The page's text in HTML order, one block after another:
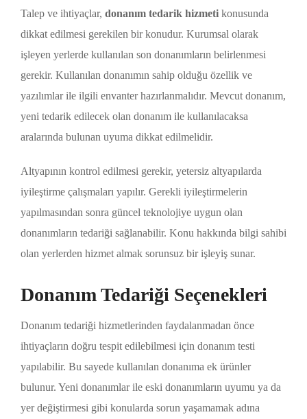
Talep ve ihtiyaçlar, donanım tedarik hizmeti konusunda
dikkat edilmesi gerekilen bir konudur. Kurumsal olarak
işleyen yerlerde kullanılan son donanımların belirlenmesi
gerekir. Kullanılan donanımın sahip olduğu özellik ve
yazılımlar ile ilgili envanter hazırlanmalıdır. Mevcut donanım,
yeni tedarik edilecek olan donanım ile kullanılacaksa
aralarında bulunan uyuma dikkat edilmelidir.
Altyapının kontrol edilmesi gerekir, yetersiz altyapılarda
iyileştirme çalışmaları yapılır. Gerekli iyileştirmelerin
yapılmasından sonra güncel teknolojiye uygun olan
donanımların tedariği sağlanabilir. Konu hakkında bilgi sahibi
olan yerlerden hizmet almak sorunsuz bir işleyiş sunar.
Donanım Tedariği Seçenekleri
Donanım tedariği hizmetlerinden faydalanmadan önce
ihtiyaçların doğru tespit edilebilmesi için donanım testi
yapılabilir. Bu sayede kullanılan donanıma ek ürünler
bulunur. Yeni donanımlar ile eski donanımların uyumu ya da
yer değiştirmesi gibi konularda sorun yaşamamak adına